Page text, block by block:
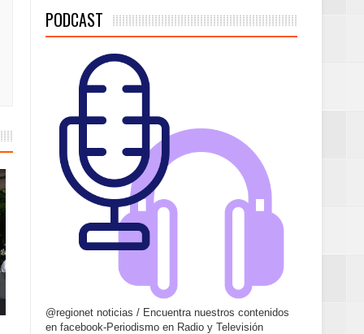
de la meta de
PODCAST
@regionet noticias / Encuentra nuestros contenidos
en facebook-Periodismo en Radio y Televisión